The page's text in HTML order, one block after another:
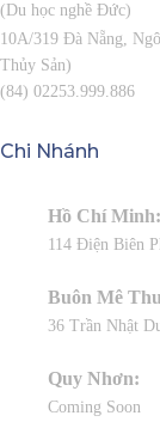
(Du học nghề Đức)
10A/319 Đà Nẵng,
Thủy Sản)
(84) 02253.999.886
Chi Nhánh
Hồ Chí Minh:
114 Điện Biên
Buôn Mê
36 Trần Nhật
Quy Nhơn:
Coming Soon